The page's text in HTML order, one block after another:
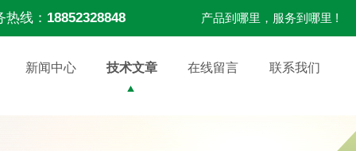
热线： 18852328848 产品到哪里，服务到哪里 !
新闻中心 技术文章 在线留言 联系我们